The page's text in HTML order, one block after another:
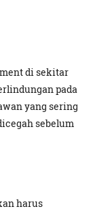
di sekitar
pada
yang sering
sebelum
harus